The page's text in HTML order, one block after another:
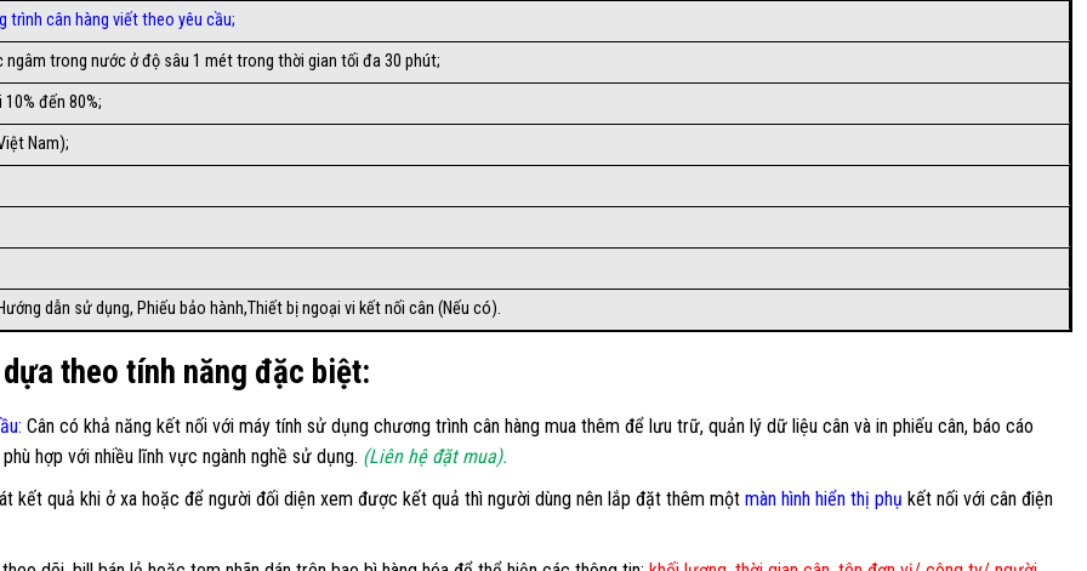
trình cân hàng viết theo yêu cầu;
ngâm trong nước ở độ sâu 1 mét trong thời gian tối đa 30 phút;
đến 80%;
Nam);
dẫn sử dụng, Phiếu bảo hành,Thiết bị ngoại vi kết nối cân (Nếu có).
theo tính năng đặc biệt:
: Cân có khả năng kết nối với máy tính sử dụng chương trình cân hàng mua thêm để lưu trữ, quản lý dữ liệu cân và in phiếu cân, báo cáo
hợp với nhiều lĩnh vực ngành nghề sử dụng. (Liên hệ đặt mua).
kết quả khi ở xa hoặc để người đối diện xem được kết quả thì người dùng nên lắp đặt thêm một màn hình hiển thị phụ kết nối với cân điện